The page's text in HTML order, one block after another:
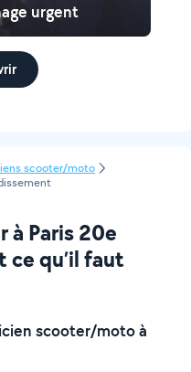
urgent
scooter/moto
à Paris 20e
qu’il faut
scooter/moto à